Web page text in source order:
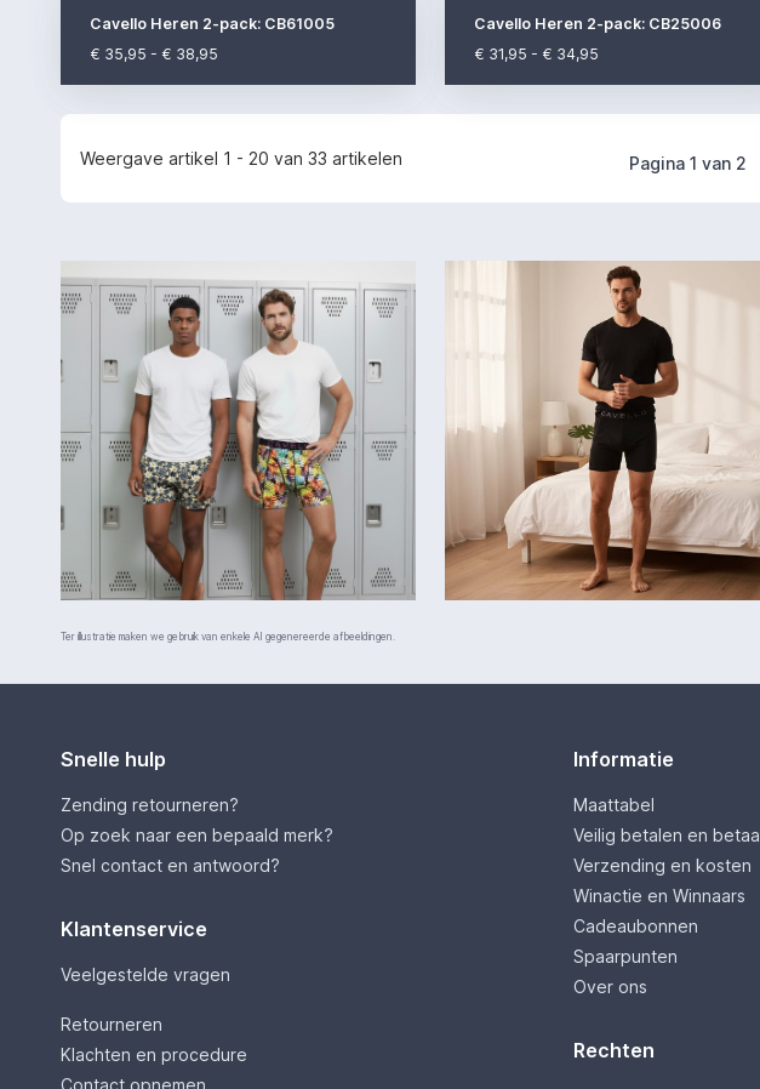
Cavello Heren 2-pack: CB61005
€ 35,95 - € 38,95
Cavello Heren 2-pack: CB25006
€ 31,95 - € 34,95
Weergave artikel 1 - 20 van 33 artikelen Pagina 1 van 2
Ter illustratie maken we gebruik van enkele AI gegenereerde afbeeldingen.
Snelle hulp
Zending retourneren?
Op zoek naar een bepaald merk?
Snel contact en antwoord?
Klantenservice
Veelgestelde vragen
Retourneren
Klachten en procedure
Contact opnemen
Informatie
Maattabel
Veilig betalen en
Verzending en kosten
Winactie en Winnaars
Cadeaubonnen
Spaarpunten
Over ons
Rechten